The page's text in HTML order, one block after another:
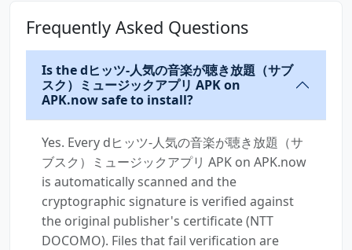
Frequently Asked Questions
Is the dヒッツ-人気の音楽が聴き放題（サブ
スク）ミュージックアプリ APK on
APK.now safe to install?
Yes. Every dヒッツ-人気の音楽が聴き放題（サ
ブスク）ミュージックアプリ APK on APK.now
is automatically scanned and the
cryptographic signature is verified against
the original publisher's certificate (NTT
DOCOMO). Files that fail verification are